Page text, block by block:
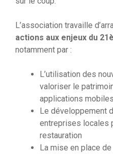
L’association travaille
actions aux enjeux du
notamment par :
L’utilisation des
valoriser le
applications
Le développement
entreprises locales
restauration
La mise en place